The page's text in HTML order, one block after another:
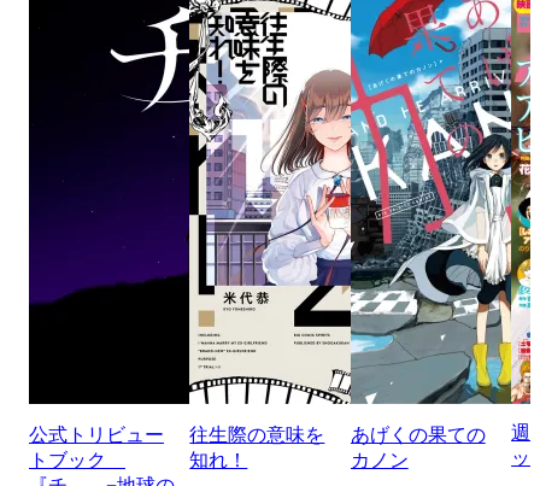
公式トリビュー
トブック
往生際の意味を
知れ！
あげくの果ての
カノン
週
ッ